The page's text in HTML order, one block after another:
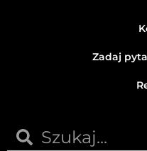
Zadaj